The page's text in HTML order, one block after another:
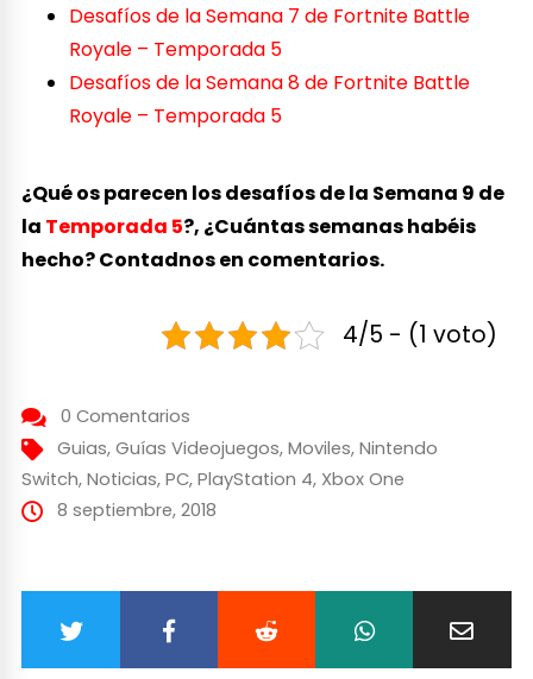
Desafíos de la Semana 7 de Fortnite Battle
Royale – Temporada 5
Desafíos de la Semana 8 de Fortnite Battle
Royale – Temporada 5
¿Qué os parecen los desafíos de la Semana 9 de
la Temporada 5?, ¿Cuántas semanas habéis
hecho? Contadnos en comentarios.
4/5 - (1 voto)
0 Comentarios
Guias, Guías Videojuegos, Moviles, Nintendo
Switch,Noticias,PC,PlayStation 4, Xbox One
8 septiembre, 2018